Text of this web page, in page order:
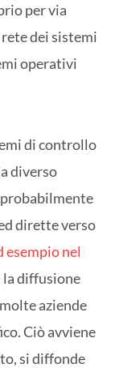
per via
dei sistemi
operativi
di controllo
diverso
dirette verso
esempio nel
la diffusione
aziende
Ciò avviene
si diffonde